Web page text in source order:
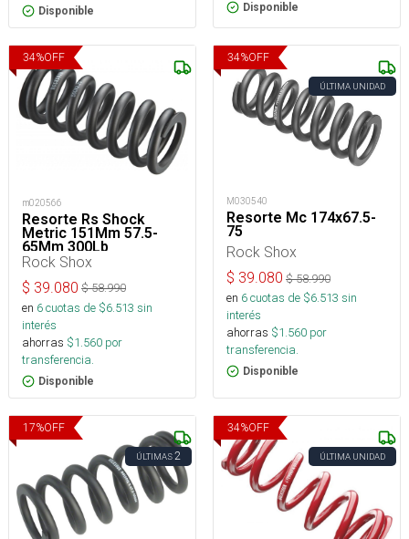
Disponible Disponible
34%OFF
m020566
Resorte Rs Shock
Metric 151Mm 57.5-
65Mm 300Lb
Rock Shox
$ 39.080 $58.990
en 6cuotas de $6.513 sin
interés
ahorras $1.560 por
transferencia.
Disponible
34%OFF
ÚLTIMA UNIDAD
M030540
Resorte Mc 174x67.5-
75
Rock Shox
$ 39.080 $58.990
en 6cuotas de $6.513 sin
interés
ahorras $1.560 por
transferencia.
Disponible
17%OFF
ÚLTIMAS2
34%OFF
ÚLTIMA UNIDAD